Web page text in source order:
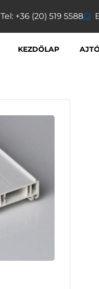
Tel: +36 (20) 519 5588
KEZDŐLAP